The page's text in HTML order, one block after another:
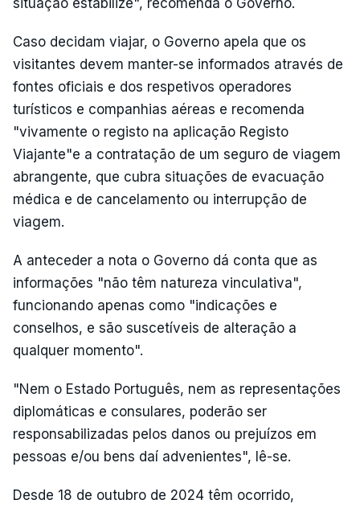
Caso decidam viajar, o Governo apela que os
visitantes devem manter-se informados através de
fontes oficiais e dos respetivos operadores
turísticos e companhias aéreas e recomenda
"vivamente o registo na aplicação Registo
Viajante"e a contratação de um seguro de viagem
abrangente, que cubra situações de evacuação
médica e de cancelamento ou interrupção de
viagem.
A anteceder a nota o Governo dá conta que as
informações "não têm natureza vinculativa",
funcionando apenas como "indicações e
conselhos, e são suscetíveis de alteração a
qualquer momento".
"Nem o Estado Português, nem as representações
diplomáticas e consulares, poderão ser
responsabilizadas pelos danos ou prejuízos em
pessoas e/ou bens daí advenientes", lê-se.
Desde 18 de outubro de 2024 têm ocorrido,